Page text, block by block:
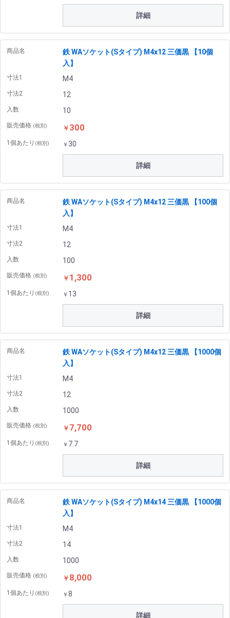
詳細
商品名
鉄 WAソケット(Sタイプ) M4x12 三価黒 【10個
入】
寸法1 M4
寸法2 12
入数 10
販売価格 (税別) ￥ 300
1個あたり (税別) ￥ 30
詳細
商品名
鉄 WAソケット(Sタイプ) M4x12 三価黒 【100個
入】
寸法1 M4
寸法2 12
入数 100
販売価格 (税別) ￥ 1,300
1個あたり (税別) ￥ 13
詳細
商品名
鉄 WAソケット(Sタイプ) M4x12 三価黒 【1000個
入】
寸法1 M4
寸法2 12
入数 1000
販売価格 (税別) ￥ 7,700
1個あたり (税別) ￥ 7.7
詳細
商品名
鉄 WAソケット(Sタイプ) M4x14 三価黒 【1000個
入】
寸法1 M4
寸法2 14
入数 1000
販売価格 (税別) ￥ 8,000
1個あたり (税別) ￥8
詳細